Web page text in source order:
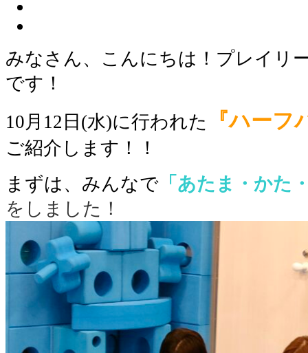
みなさん、こんにちは！プレイリ
です！
10月12日(水)に行われた
『ハーフ
ご紹介します！！
まずは、みんなで 「あたま・かた
をしました！